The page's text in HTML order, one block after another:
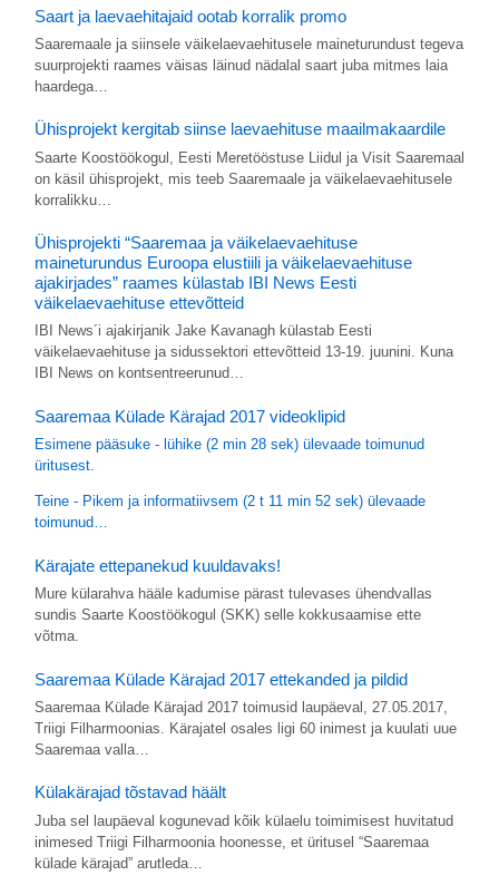
Saart ja laevaehitajaid ootab korralik promo
Saaremaale ja siinsele väikelaevaehitusele maineturundust tegeva
suurprojekti raames väisas läinud nädalal saart juba mitmes laia
haardega…
Ühisprojekt kergitab siinse laevaehituse maailmakaardile
Saarte Koostöökogul, Eesti Meretööstuse Liidul ja Visit Saaremaal
on käsil ühisprojekt, mis teeb Saaremaale ja väikelaevaehitusele
korralikku…
Ühisprojekti “Saaremaa ja väikelaevaehituse
maineturundus Euroopa elustiili ja väikelaevaehituse
ajakirjades” raames külastab IBI News Eesti
väikelaevaehituse ettevõtteid
IBI News´i ajakirjanik Jake Kavanagh külastab Eesti
väikelaevaehituse ja sidussektori ettevõtteid 13-19. juunini. Kuna
IBI News on kontsentreerunud…
Saaremaa Külade Kärajad 2017 videoklipid
Esimene pääsuke - lühike (2 min 28 sek) ülevaade toimunud
üritusest.
Teine - Pikem ja informatiivsem (2 t 11 min 52 sek) ülevaade
toimunud…
Kärajate ettepanekud kuuldavaks!
Mure külarahva hääle kadumise pärast tulevases ühendvallas
sundis Saarte Koostöökogul (SKK) selle kokkusaamise ette
võtma.
Saaremaa Külade Kärajad 2017 ettekanded ja pildid
Saaremaa Külade Kärajad 2017 toimusid laupäeval, 27.05.2017,
Triigi Filharmoonias. Kärajatel osales ligi 60 inimest ja kuulati uue
Saaremaa valla…
Külakärajad tõstavad häält
Juba sel laupäeval kogunevad kõik külaelu toimimisest huvitatud
inimesed Triigi Filharmoonia hoonesse, et üritusel “Saaremaa
külade kärajad” arutleda…